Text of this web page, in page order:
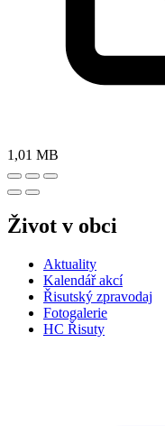
1,01 MB
Život v obci
Aktuality
Kalendář akcí
Řisutský zpravodaj
Fotogalerie
HC Řisuty